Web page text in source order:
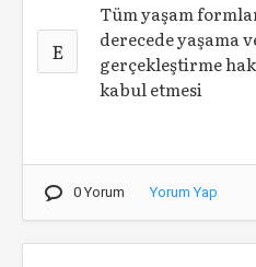
E
Tüm yaşam
derecede yaşama
gerçekleştirme
kabul etmesi
0 Yorum Yorum Yap